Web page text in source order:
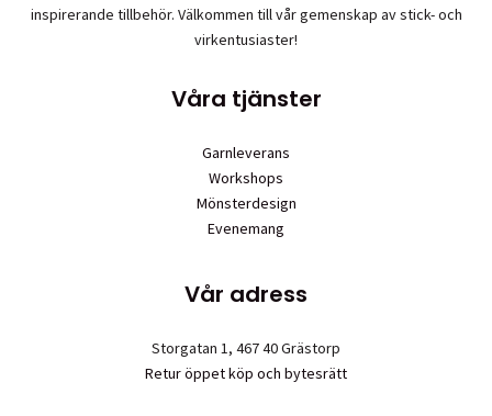
inspirerande tillbehör. Välkommen till vår gemenskap av stick- och
virkentusiaster!
Våra tjänster
Garnleverans
Workshops
Mönsterdesign
Evenemang
Vår adress
Storgatan 1, 467 40 Grästorp
Retur öppet köp och bytesrätt